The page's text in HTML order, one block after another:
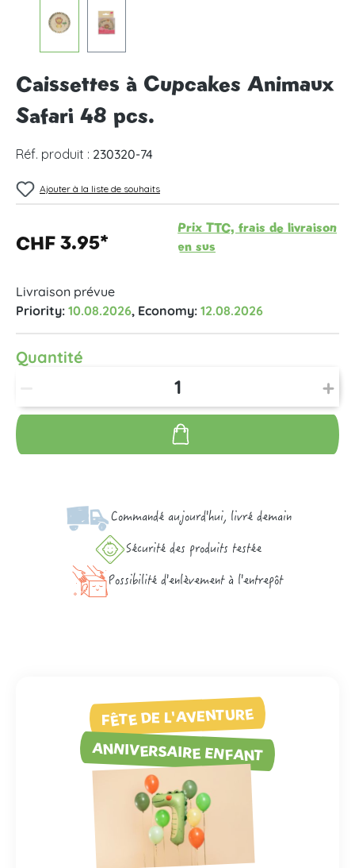
Caissettes à Cupcakes Animaux
Safari 48 pcs.
Réf. produit : 230320-74
Ajouter à la liste de souhaits
CHF 3.95*
Prix TTC, frais de livraison
en sus
Livraison prévue
Priority: 10.08.2026, Economy: 12.08.2026
Quantité
Commandé aujourd'hui, livré demain
Sécurité des produits testée
Possibilité d'enlèvement à l'entrepôt
FÊTE DE L'AVENTURE
ANNIVERSAIRE ENFANT